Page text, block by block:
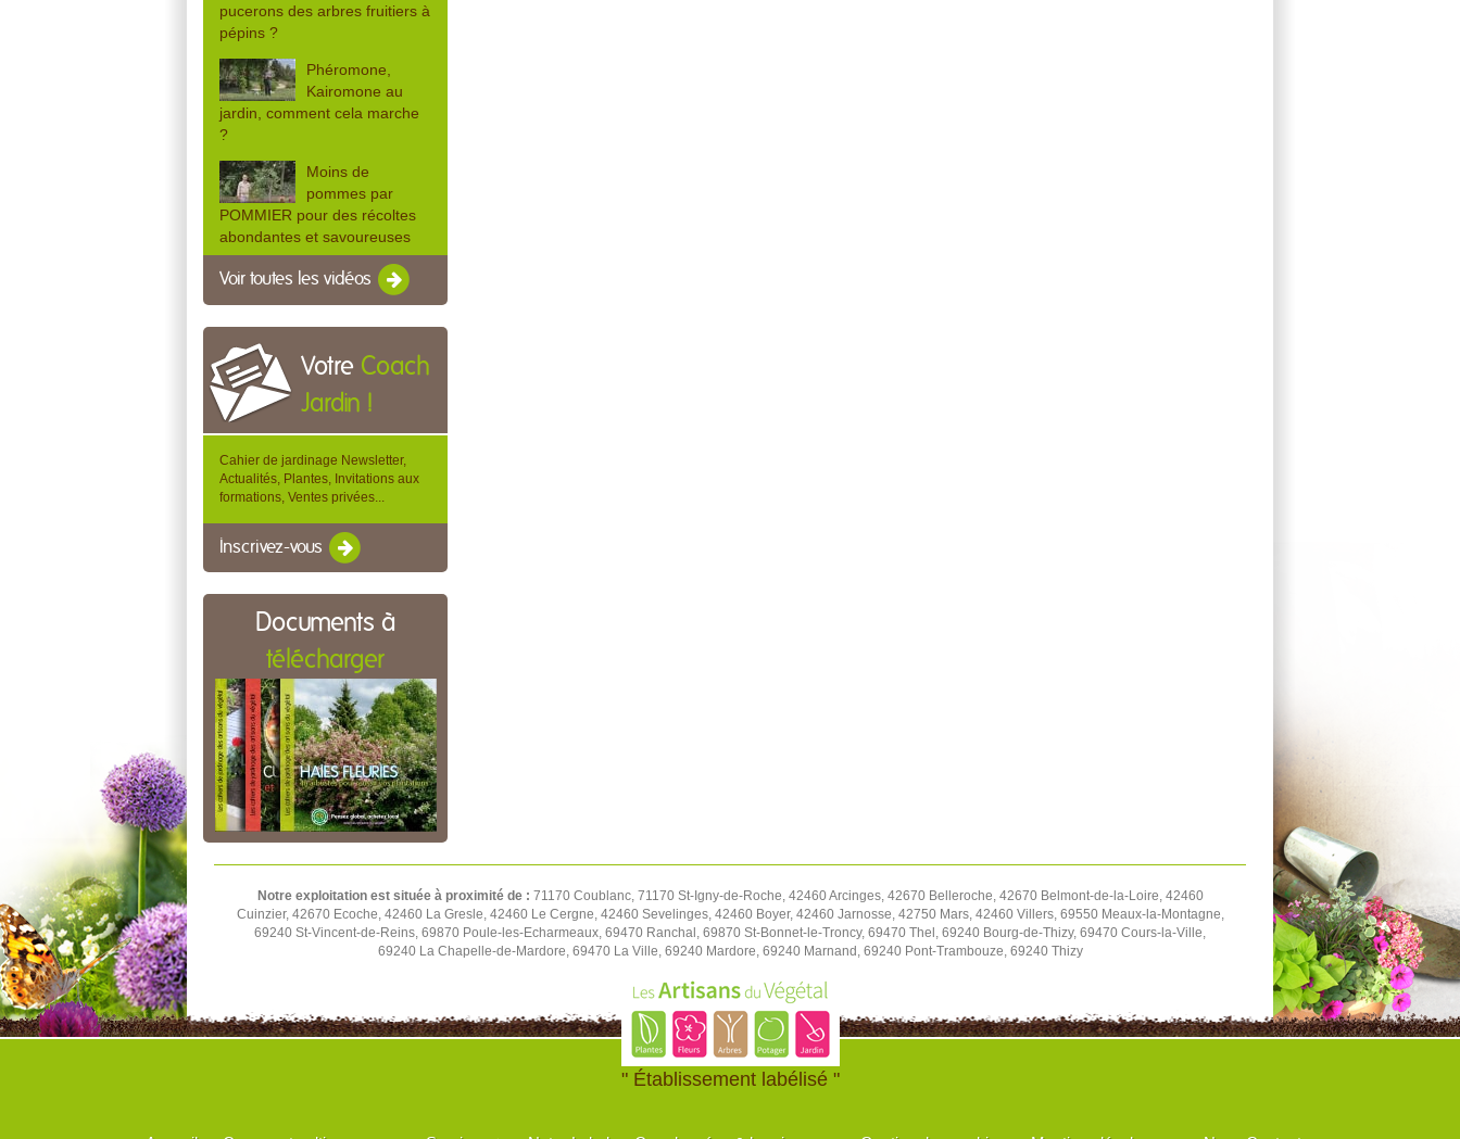
pucerons des arbres fruitiers à
pépins ?
Phéromone,
Kairomone au
jardin, comment cela marche
?
Moins de
pommes par
POMMIER pour des récoltes
abondantes et savoureuses
Voir toutes les vidéos
Votre Coach
Jardin !
Cahier de jardinage Newsletter,
Actualités, Plantes, Invitations aux
formations, Ventes privées...
Inscrivez-vous
Documents à
télécharger
Notre exploitation est située à proximité de : 71170 Coublanc, 71170 St-Igny-de-Roche, 42460 Arcinges, 42670 Belleroche, 42670 Belmont-de-la-Loire, 42460
Cuinzier, 42670 Ecoche, 42460 La Gresle, 42460 Le Cergne, 42460 Sevelinges, 42460 Boyer, 42460 Jarnosse, 42750 Mars, 42460 Villers, 69550 Meaux-la-Montagne,
69240 St-Vincent-de-Reins, 69870 Poule-les-Echarmeaux, 69470 Ranchal, 69870 St-Bonnet-le-Troncy, 69470 Thel, 69240 Bourg-de-Thizy, 69470 Cours-la-Ville,
69240 La Chapelle-de-Mardore, 69470 La Ville, 69240 Mardore, 69240 Marnand, 69240 Pont-Trambouze, 69240 Thizy
" Établissement labélisé "